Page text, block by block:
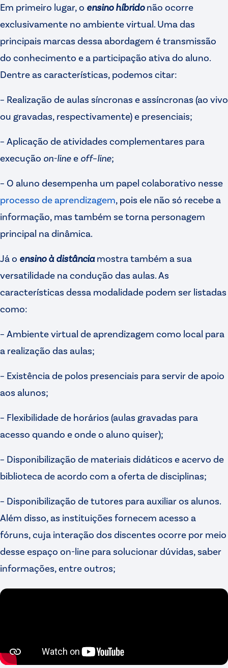
Em primeiro lugar, o ensino híbridonão ocorre
exclusivamente no ambiente virtual. Uma das
principais marcas dessa abordagem é transmissão
do conhecimento e a participação ativa do aluno.
Dentre as características, podemos citar:
– Realização de aulas síncronas e assíncronas (ao vivo
ou gravadas, respectivamente) e presenciais;
– Aplicação de atividades complementares para
execução on-linee off–line;
– O aluno desempenha um papel colaborativo nesse
processo de aprendizagem , pois ele não só recebe a
informação, mas também se torna personagem
principal na dinâmica.
Já o ensino à distânciamostra também a sua
versatilidade na condução das aulas. As
características dessa modalidade podem ser listadas
como:
– Ambiente virtual de aprendizagem como local para
a realização das aulas;
– Existência de polos presenciais para servir de apoio
aos alunos;
– Flexibilidade de horários (aulas gravadas para
acesso quando e onde o aluno quiser);
– Disponibilização de materiais didáticos e acervo de
biblioteca de acordo com a oferta de disciplinas;
– Disponibilização de tutores para auxiliar os alunos.
Além disso, as instituições fornecem acesso a
fóruns, cuja interação dos discentes ocorre por meio
desse espaço on-line para solucionar dúvidas, saber
informações, entre outros;